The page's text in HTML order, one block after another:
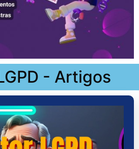
- Artigos